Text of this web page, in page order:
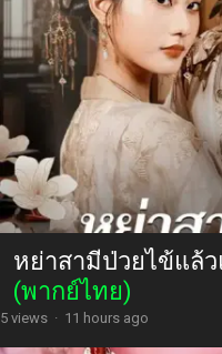
หย่าสามีป่วยไข้แล้
(พากย์ไทย)
5 views · 11 hours ago